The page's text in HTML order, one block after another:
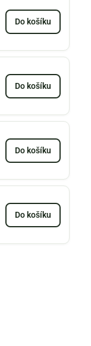
Do košíku
Do košíku
Do košíku
Do košíku